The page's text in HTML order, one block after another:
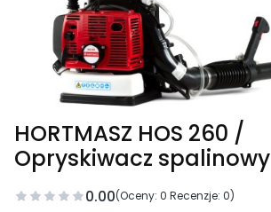
HORTMASZ HOS 260 /
Opryskiwacz spalinowy
0.00(Oceny: 0 Recenzje: 0)